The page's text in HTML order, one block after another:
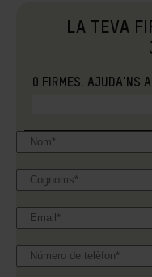
LA TEVA
0 FIRMES. AJUDA'NS